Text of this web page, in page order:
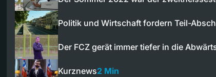
Politik und Wirtschaft fordern Teil-
Der FCZ gerät immer tiefer in die
Kurznews2 Min